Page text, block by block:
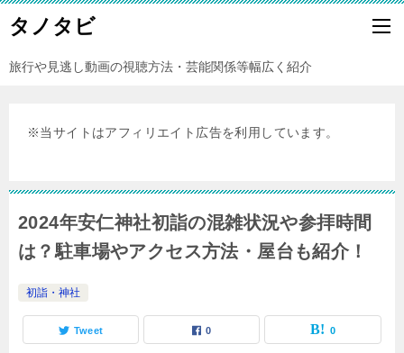
タノタビ
旅行や見逃し動画の視聴方法・芸能関係等幅広く紹介
※当サイトはアフィリエイト広告を利用しています。
2024年安仁神社初詣の混雑状況や参拝時間
は？駐車場やアクセス方法・屋台も紹介！
初詣・神社
Tweet 0 0